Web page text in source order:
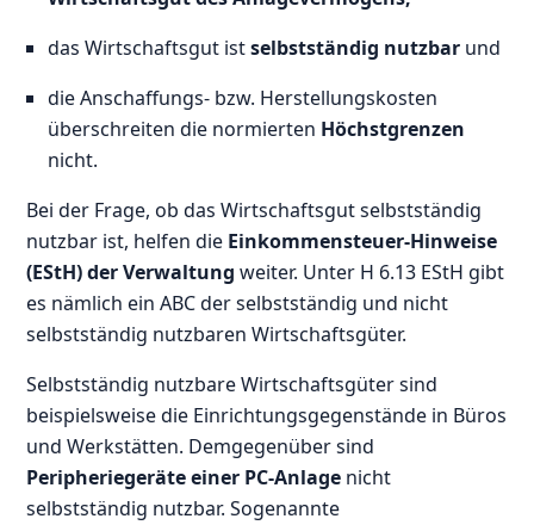
das Wirtschaftsgut istselbstständig nutzbar und
die Anschaffungs- bzw. Herstellungskosten
überschreiten die normierten Höchstgrenzen
nicht.
Bei der Frage, ob das Wirtschaftsgut selbstständig
nutzbar ist, helfen die Einkommensteuer-Hinweise
(EStH) der Verwaltungweiter. Unter H 6.13 EStH gibt
es nämlich ein ABC der selbstständig und nicht
selbstständig nutzbaren Wirtschaftsgüter.
Selbstständig nutzbare Wirtschaftsgüter sind
beispielsweise die Einrichtungsgegenstände in Büros
und Werkstätten. Demgegenüber sind
Peripheriegeräte einer PC-Anlage nicht
selbstständig nutzbar. Sogenannte